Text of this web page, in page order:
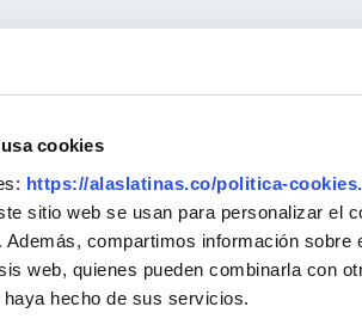
cookies
https://alaslatinas.co/politica-
sitio web se usan para personalizar el
Además, compartimos información
web, quienes pueden combinarla con
hecho de sus servicios.